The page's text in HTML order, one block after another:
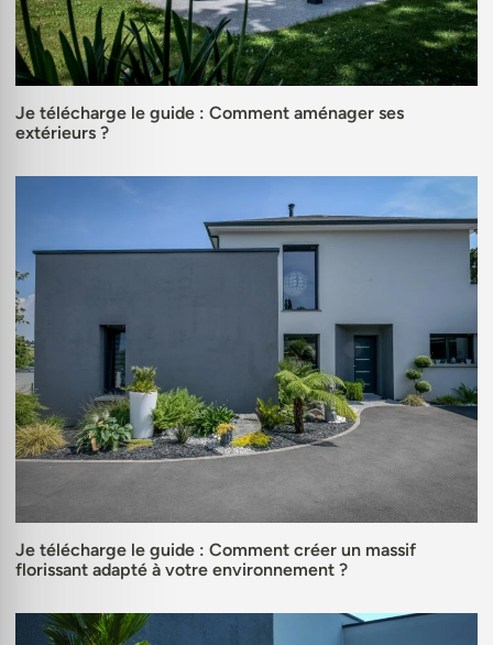
Je télécharge le guide : Comment aménager ses
extérieurs ?
Je télécharge le guide : Comment créer un massif
florissant adapté à votre environnement ?